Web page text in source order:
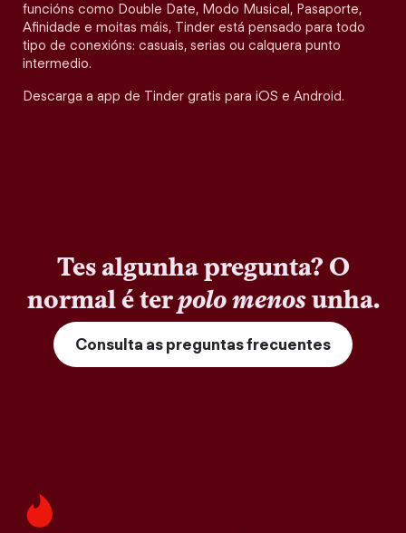
funcións como Double Date, Modo Musical, Pasaporte,
Afinidade e moitas máis, Tinder está pensado para todo
tipo de conexións: casuais, serias ou calquera punto
intermedio.
Descarga a app de Tinder gratis para iOS e Android.
Tes algunha pregunta? O
normal é terpolo menosunha.
Consulta as preguntas frecuentes